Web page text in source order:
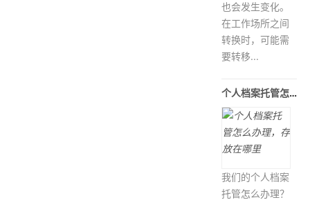
也会发生变化。
在工作场所之间
转换时，可能需
要转移...
个人档案托管怎么办理，存放在哪里
我们的个人档案
托管怎么办理？